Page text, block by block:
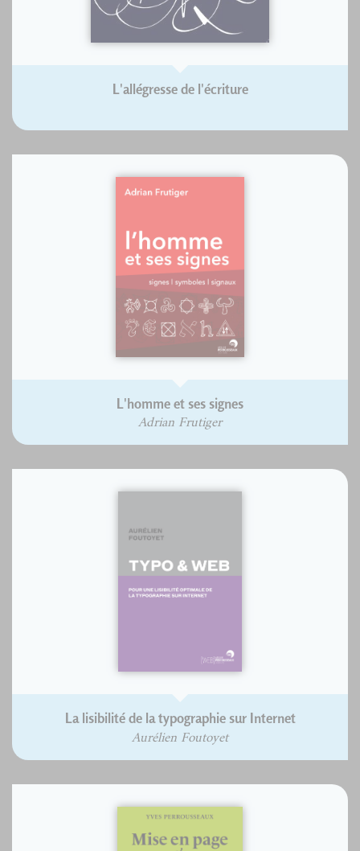
L'allégresse de l'écriture
L'homme et ses signes
Adrian Frutiger
La lisibilité de la typographie sur Internet
Aurélien Foutoyet